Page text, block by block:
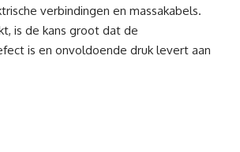
verbindingen en massakabels.
is de kans groot dat de
is en onvoldoende druk levert aan